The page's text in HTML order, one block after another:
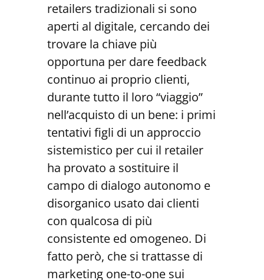
retailers tradizionali si sono
aperti al digitale, cercando dei
trovare la chiave più
opportuna per dare feedback
continuo ai proprio clienti,
durante tutto il loro “viaggio”
nell’acquisto di un bene: i primi
tentativi figli di un approccio
sistemistico per cui il retailer
ha provato a sostituire il
campo di dialogo autonomo e
disorganico usato dai clienti
con qualcosa di più
consistente ed omogeneo. Di
fatto però, che si trattasse di
marketing one-to-one sui